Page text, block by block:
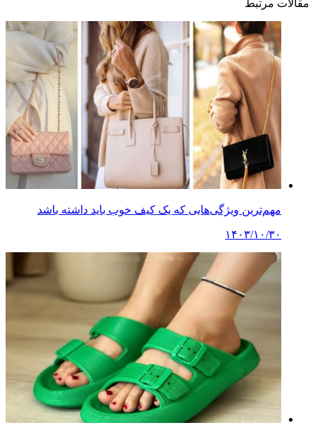
مقالات مرتبط
مهم‌ترین ویژگی‌هایی که یک کیف خوب باید داشته باشد
۱۴۰۳/۱۰/۳۰